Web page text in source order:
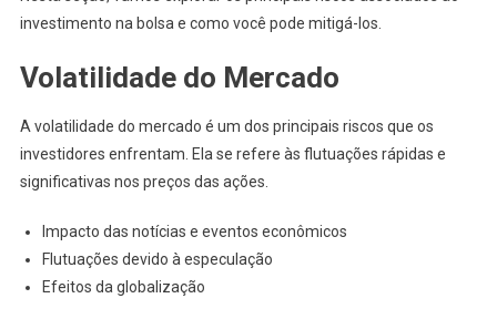
investimento na bolsa e como você pode mitigá-los.
Volatilidade do Mercado
A volatilidade do mercado é um dos principais riscos que os
investidores enfrentam. Ela se refere às flutuações rápidas e
significativas nos preços das ações.
Impacto das notícias e eventos econômicos
Flutuações devido à especulação
Efeitos da globalização